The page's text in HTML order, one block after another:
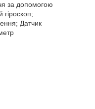
за допомогою
Датчик